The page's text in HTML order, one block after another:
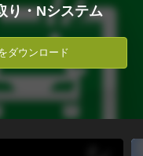
り・Nシステム
ダウンロード